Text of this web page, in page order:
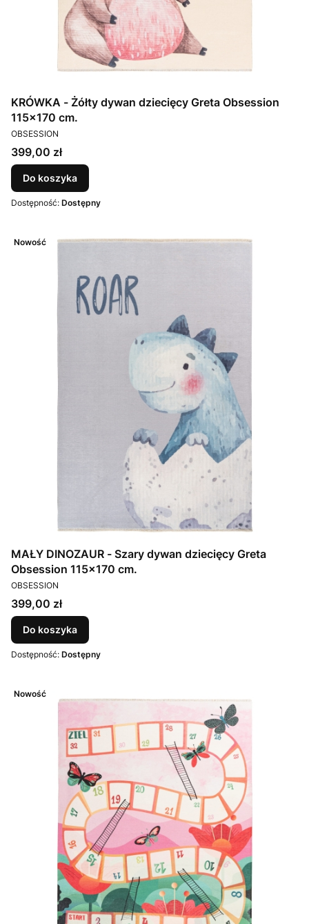
KRÓWKA - Żółty dywan dziecięcy Greta Obsession
115x170 cm.
PRODUCENT
OBSESSION
Cena
399,00 zł
Do koszyka
Dostępność: Dostępny
Nowość
MAŁY DINOZAUR - Szary dywan dziecięcy Greta
Obsession 115x170 cm.
PRODUCENT
OBSESSION
Cena
399,00 zł
Do koszyka
Dostępność: Dostępny
Nowość